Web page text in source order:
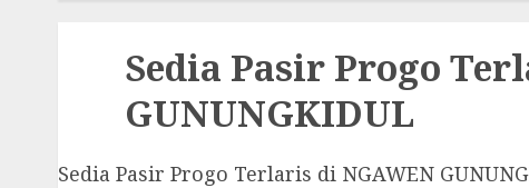
Sedia Pasir Progo
GUNUNGKIDUL
Sedia Pasir Progo Terlaris di NGAWEN